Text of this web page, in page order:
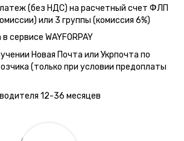
(без НДС) на расчетный счет ФЛП
или 3 группы (комиссия 6%)
сервисе WAYFORPAY
Новая Почта или Укрпочта по
(только при условии предоплаты
12-36 месяцев